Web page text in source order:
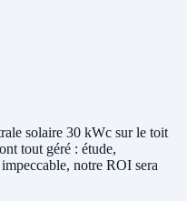
solaire 30 kWc sur le toit
tout géré : étude,
notre ROI sera